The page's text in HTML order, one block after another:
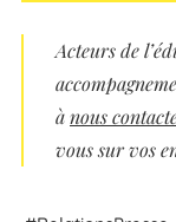
Acteursde
ànous
vous sur vos